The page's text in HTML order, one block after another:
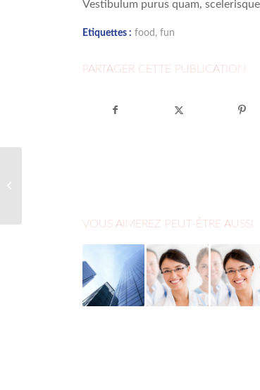
Vestibulum purus quam,
Etiquettes : food ,fun
PARTAGER CETTE PUBLICATION
VOUS AIMEREZ PEUT-ÊTRE AUSSI